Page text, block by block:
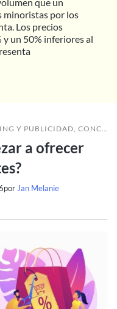
minoristas por los
Los precios
y un 50% inferiores al
Y PUBLICIDAD CONCEPTOS DE VENTA AL POR MAYOR
a ofrecer
por Jan Melanie